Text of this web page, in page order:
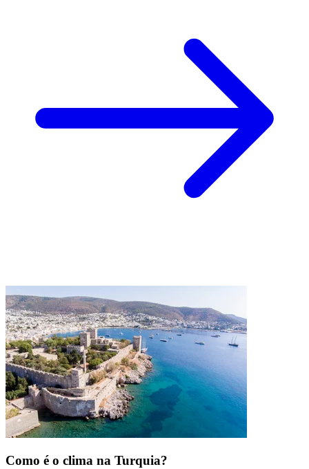
Como é o clima na Turquia?